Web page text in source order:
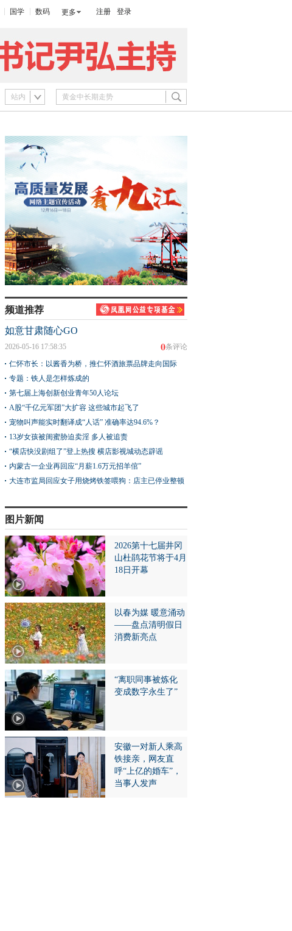
国学 数码 更多 注册 登录
站内
频道推荐
如意甘肃随心GO
0条评论
2026-05-16 17:58:35
仁怀市长：以酱香为桥，推仁怀酒旅票品牌走向国际
专题：铁人是怎样炼成的
第七届上海创新创业青年50人论坛
A股“千亿元军团”大扩容 这些城市起飞了
宠物叫声能实时翻译成“人话” 准确率达94.6%？
13岁女孩被闺蜜胁迫卖淫 多人被追责
“横店快没剧组了”登上热搜 横店影视城动态辟谣
内蒙古一企业再回应“月薪1.6万元招羊倌”
大连市监局回应女子用烧烤铁签喂狗：店主已停业整顿
图片新闻
2026第十七届井冈
山杜鹃花节将于4月
18日开幕
以春为媒 暖意涌动
——盘点清明假日
消费新亮点
“离职同事被炼化
变成数字永生了”
安徽一对新人乘高
铁接亲，网友直
呼“上亿的婚车”，
当事人发声